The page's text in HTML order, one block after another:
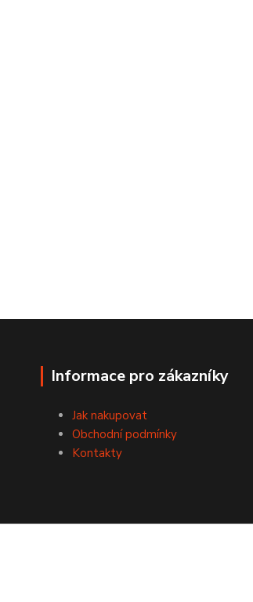
Informace pro zákazníky
Jak nakupovat
Obchodní podmínky
Kontakty